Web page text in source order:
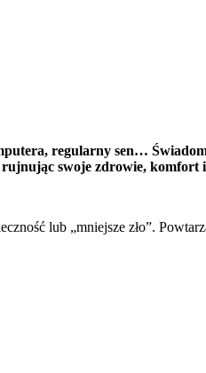
regularny sen…
rujnując swoje zdrowie, komfort
lub „mniejsze zło”.